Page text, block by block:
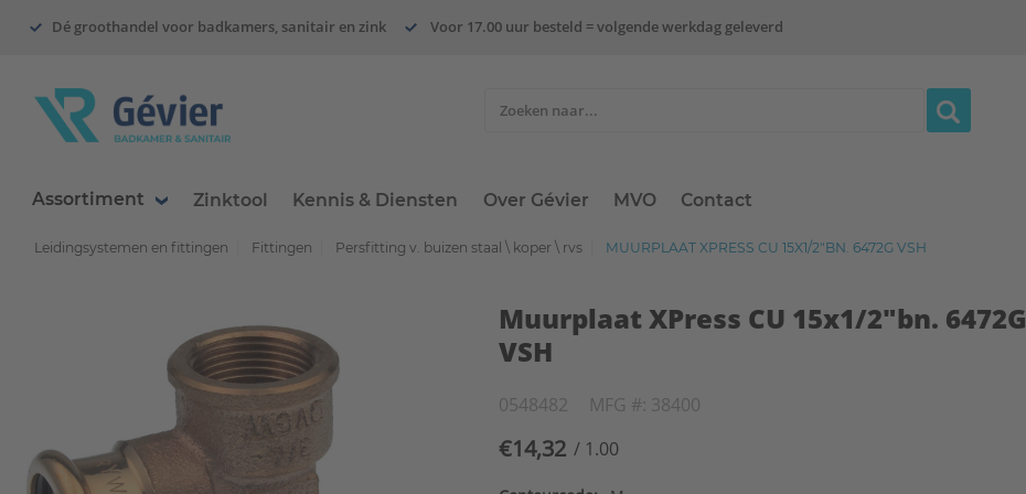
Dé groothandel voor badkamers, sanitair en zink Voor 17.00 uur besteld = volgende werkdag geleverd
Assortiment Zinktool Kennis & Diensten Over Gévier MVO Contact
Leidingsystemen en fittingen Fittingen Persfitting v. buizen staal \ koper \ rvs MUURPLAAT XPRESS CU 15X1/2"BN. 6472G VSH
Muurplaat XPress CU 15x1/2"bn. 6472G
VSH
0548482 MFG #: 38400
€14,32 / 1.00